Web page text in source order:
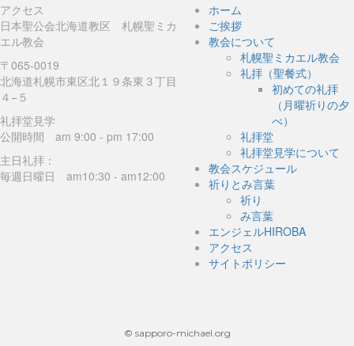
アクセス
日本聖公会北海道教区 札幌聖ミカ
エル教会
〒065-0019
北海道札幌市東区北１９条東３丁目
４−５
礼拝堂見学
公開時間 am 9:00 - pm 17:00
主日礼拝：
毎週日曜日 am10:30 - am12:00
ホーム
ご挨拶
教会について
札幌聖ミカエル教会
礼拝（聖餐式）
初めての礼拝
（月曜祈りの夕
べ）
礼拝堂
礼拝堂見学について
教会スケジュール
祈りとみ言葉
祈り
み言葉
エンジェルHIROBA
アクセス
サイトポリシー
© sapporo-michael.org